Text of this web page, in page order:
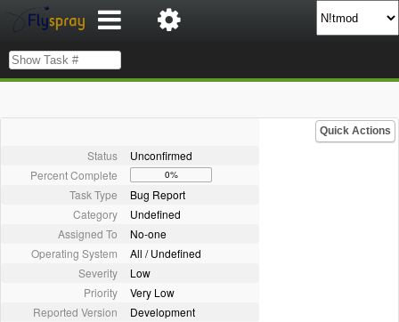
Quick Actions
Status
Unconfirmed
Percent Complete
0%
Task Type
Bug Report
Category
Undefined
Assigned To
No-one
Operating System
All / Undefined
Severity
Low
Priority
Very Low
Reported Version
Development